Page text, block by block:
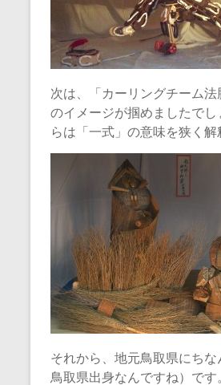
次は、「カーリングチーム
のイメージが掴めましたで
らは「一式」の意味を狭く解
それから、地元鳥取県にち
鳥取県出身なんですね）で